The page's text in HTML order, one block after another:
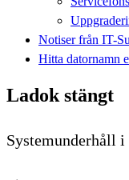
Notiser från IT-
Hitta datornamn
Ladok stängt
Systemunderhåll